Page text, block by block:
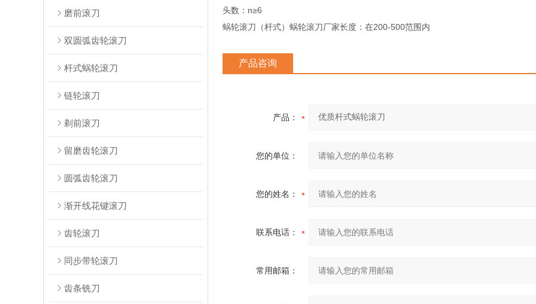
磨前滚刀
双圆弧齿轮滚刀
杆式蜗轮滚刀
链轮滚刀
剃前滚刀
留磨齿轮滚刀
圆弧齿轮滚刀
渐开线花键滚刀
齿轮滚刀
同步带轮滚刀
齿条铣刀
头数：n≥6
蜗轮滚刀（杆式）蜗轮滚刀厂家长度：在200-500范围内
产品咨询
产品：
您的单位：
您的姓名：
联系电话：
常用邮箱：